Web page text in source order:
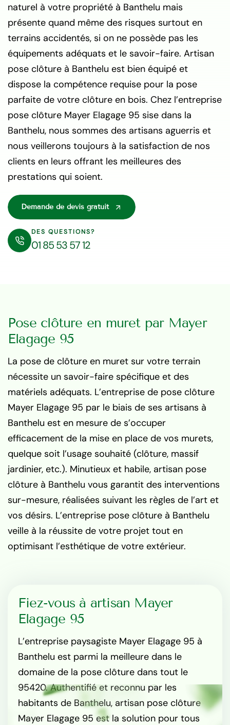
naturel à votre propriété à Banthelu mais
présente quand même des risques surtout en
terrains accidentés, si on ne possède pas les
équipements adéquats et le savoir-faire. Artisan
pose clôture à Banthelu est bien équipé et
dispose la compétence requise pour la pose
parfaite de votre clôture en bois. Chez l’entreprise
pose clôture Mayer Elagage 95 sise dans la
Banthelu, nous sommes des artisans aguerris et
nous veillerons toujours à la satisfaction de nos
clients en leurs offrant les meilleures des
prestations qui soient.
Demande de devis gratuit
DES QUESTIONS?
01 85 53 57 12
Pose clôture en muret par Mayer
Elagage 95
La pose de clôture en muret sur votre terrain
nécessite un savoir-faire spécifique et des
matériels adéquats. L’entreprise de pose clôture
Mayer Elagage 95 par le biais de ses artisans à
Banthelu est en mesure de s’occuper
efficacement de la mise en place de vos murets,
quelque soit l’usage souhaité (clôture, massif
jardinier, etc.). Minutieux et habile, artisan pose
clôture à Banthelu vous garantit des interventions
sur-mesure, réalisées suivant les règles de l’art et
vos désirs. L’entreprise pose clôture à Banthelu
veille à la réussite de votre projet tout en
optimisant l’esthétique de votre extérieur.
Fiez-vous à artisan Mayer
Elagage 95
L’entreprise paysagiste Mayer Elagage 95 à
Banthelu est parmi la meilleure dans le
domaine de la pose clôture dans tout le
95420. Authentifié et reconnu par les
habitants de Banthelu, artisan pose clôture
Mayer Elagage 95 est la solution pour tous